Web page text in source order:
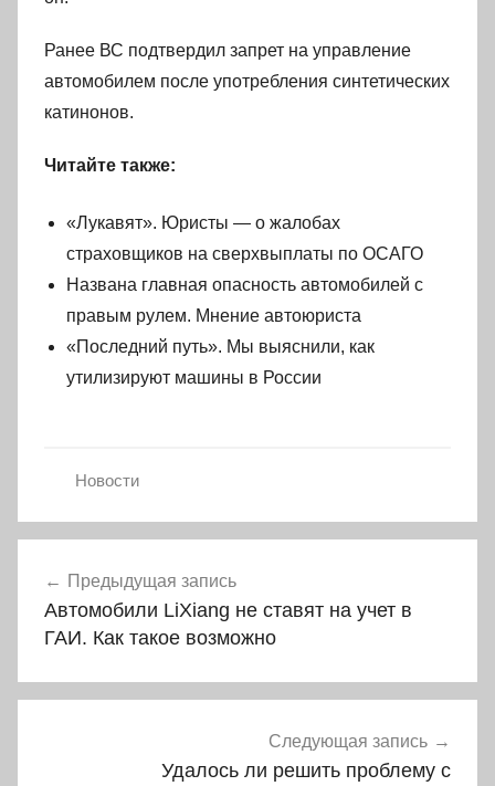
Ранее ВС подтвердил запрет на управление
автомобилем после употребления синтетических
катинонов.
Читайте также:
«Лукавят». Юристы — о жалобах
страховщиков на сверхвыплаты по ОСАГО
Названа главная опасность автомобилей с
правым рулем. Мнение автоюриста
«Последний путь». Мы выяснили, как
утилизируют машины в России
Новости
по
записям
Предыдущая запись
Автомобили LiXiang не ставят на учет в
ГАИ. Как такое возможно
Следующая запись
Удалось ли решить проблему с